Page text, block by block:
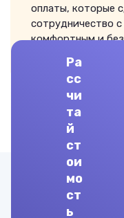
оплаты, которые
сотрудничество
комфортным и
Ра
сс
чи
та
й
ст
ои
мо
ст
ь